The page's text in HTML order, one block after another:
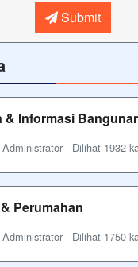
Submit
& Informasi
- Dilihat 1932
Perumahan
- Dilihat 1750